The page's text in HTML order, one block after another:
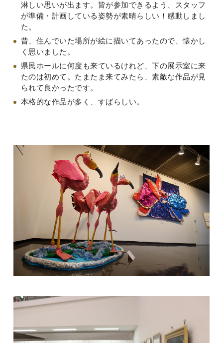
淋しい思いが出ます。皆が参加できるよう、スタッフ
が準備・計画している姿勢が素晴らしい！感動しまし
た。
昔、住んでいた場所が絵に描いてあったので、懐かし
く思いました。
県民ホールに何度も来ているけれど、下の展示室に来
たのは初めて。たまたま来てみたら、素敵な作品が見
られて良かったです。
本格的な作品が多く、すばらしい。